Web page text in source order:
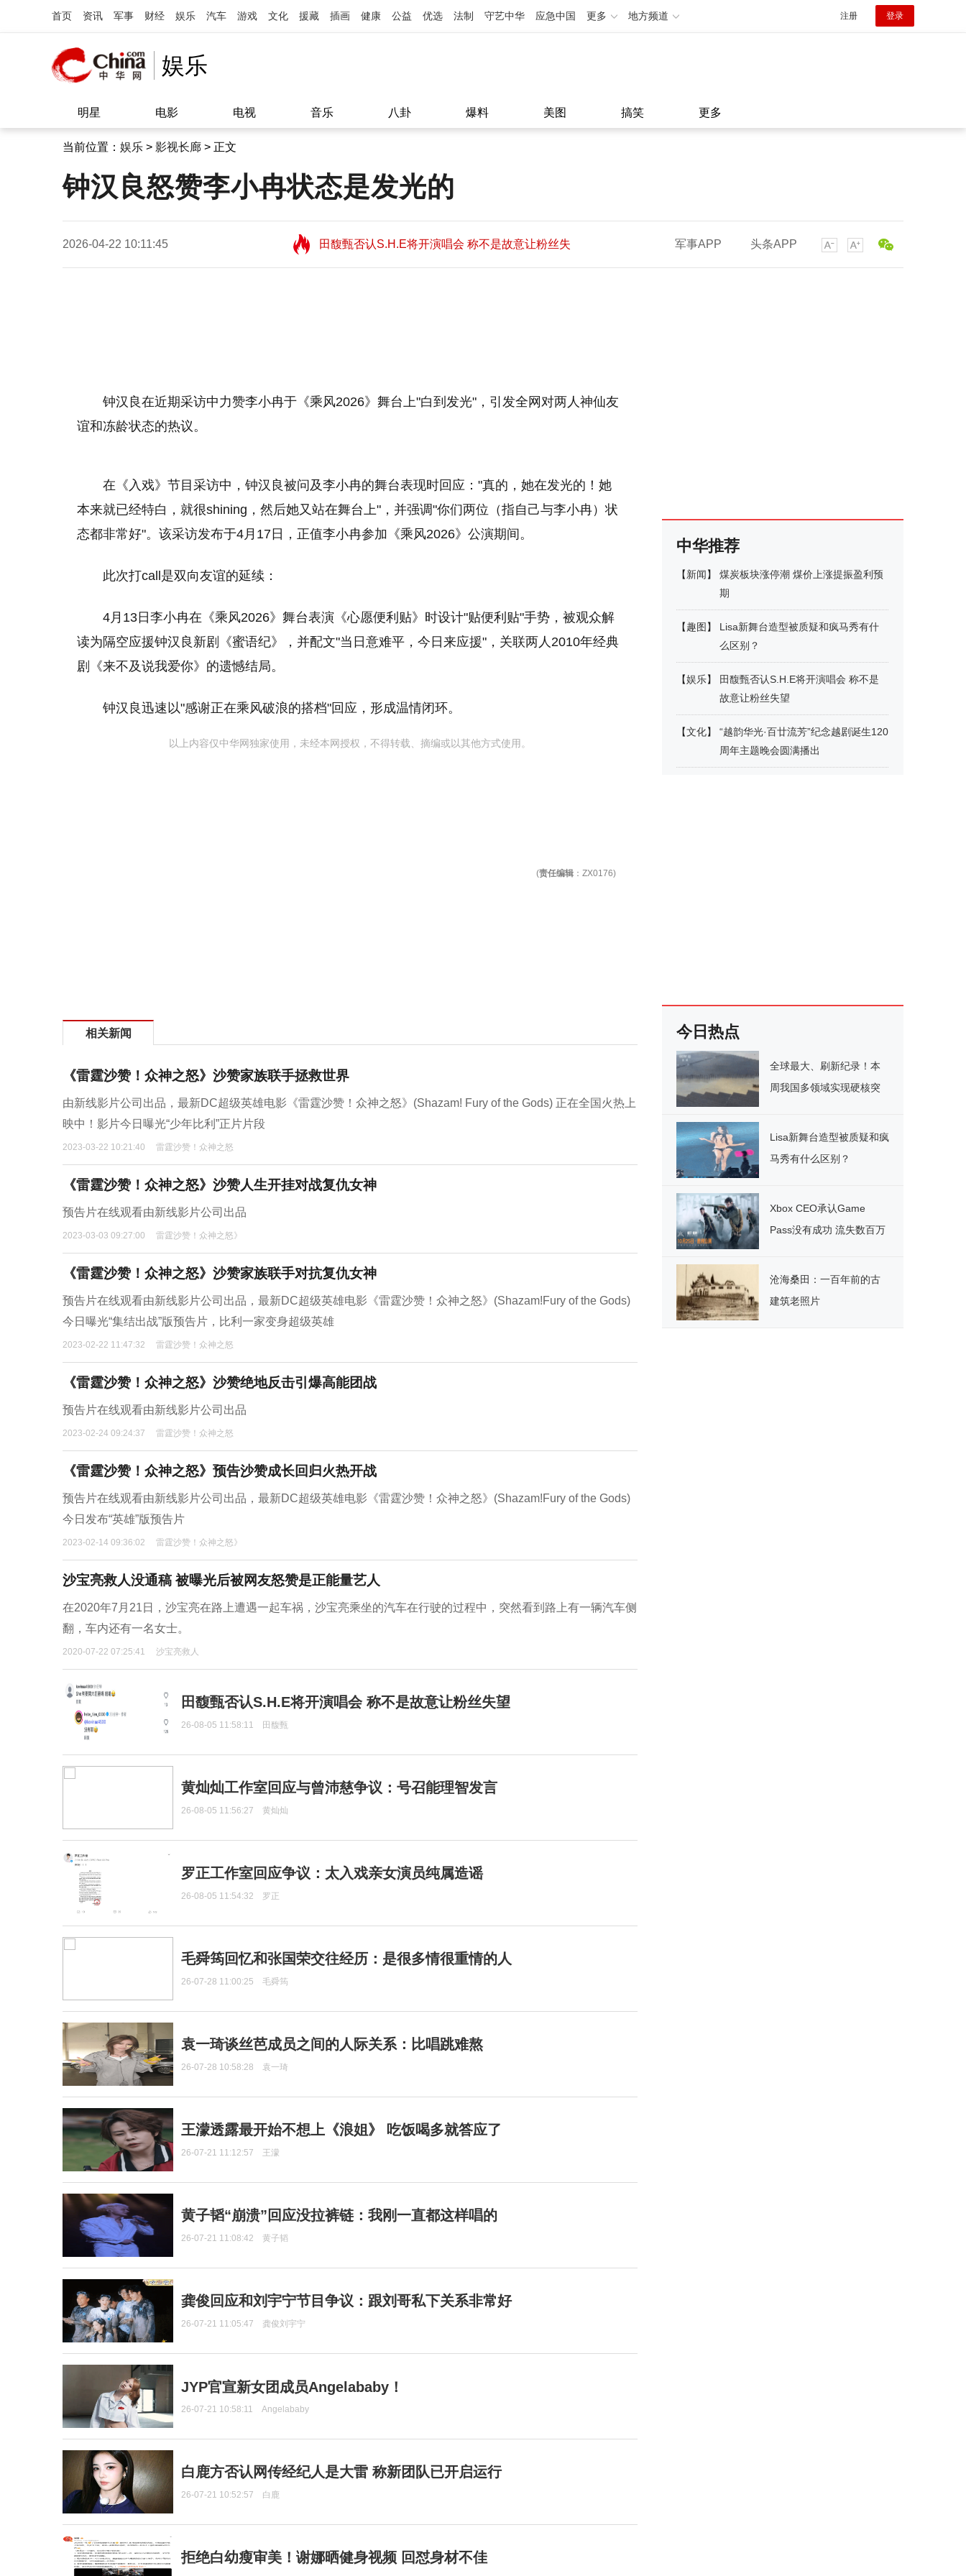
首页 资讯 军事 财经 娱乐 汽车 游戏 文化 援藏 插画 健康 公益 优选 法制 守艺中华 应急中国 更多 地方频道 注册 登录
娱乐
明星 电影 电视 音乐 八卦 爆料 美图 搞笑 更多
当前位置： 娱乐 > 影视长廊 > 正文
钟汉良怒赞李小冉状态是发光的
2026-04-22 10:11:45
望11:08
田馥甄否认S.H.E将开演唱会 称不是故意让粉丝失
望11:08
军事APP 头条APP
钟汉良在近期采访中力赞李小冉于《乘风2026》舞台上"白到发光"，引发全网对两人神仙友
谊和冻龄状态的热议。
在《入戏》节目采访中，钟汉良被问及李小冉的舞台表现时回应："真的，她在发光的！她
本来就已经特白，就很shining，然后她又站在舞台上"，并强调"你们两位（指自己与李小冉）状
态都非常好"。该采访发布于4月17日，正值李小冉参加《乘风2026》公演期间。
此次打call是双向友谊的延续：
4月13日李小冉在《乘风2026》舞台表演《心愿便利贴》时设计"贴便利贴"手势，被观众解
读为隔空应援钟汉良新剧《蜜语纪》，并配文"当日意难平，今日来应援"，关联两人2010年经典
剧《来不及说我爱你》的遗憾结局。
钟汉良迅速以"感谢正在乘风破浪的搭档"回应，形成温情闭环。
以上内容仅中华网独家使用，未经本网授权，不得转载、摘编或以其他方式使用。
(责任编辑 ：ZX0176)
相关新闻
《雷霆沙赞！众神之怒》沙赞家族联手拯救世界
由新线影片公司出品，最新DC超级英雄电影《雷霆沙赞！众神之怒》(Shazam! Fury of the Gods) 正在全国火热上
映中！影片今日曝光“少年比利”正片片段
2023-03-22 10:21:40 雷霆沙赞！众神之怒
《雷霆沙赞！众神之怒》沙赞人生开挂对战复仇女神
预告片在线观看由新线影片公司出品
2023-03-03 09:27:00 雷霆沙赞！众神之怒》
《雷霆沙赞！众神之怒》沙赞家族联手对抗复仇女神
预告片在线观看由新线影片公司出品，最新DC超级英雄电影《雷霆沙赞！众神之怒》(Shazam!Fury of the Gods)
今日曝光“集结出战”版预告片，比利一家变身超级英雄
2023-02-22 11:47:32 雷霆沙赞！众神之怒
《雷霆沙赞！众神之怒》沙赞绝地反击引爆高能团战
预告片在线观看由新线影片公司出品
2023-02-24 09:24:37 雷霆沙赞！众神之怒
《雷霆沙赞！众神之怒》预告沙赞成长回归火热开战
预告片在线观看由新线影片公司出品，最新DC超级英雄电影《雷霆沙赞！众神之怒》(Shazam!Fury of the Gods)
今日发布“英雄”版预告片
2023-02-14 09:36:02 雷霆沙赞！众神之怒》
沙宝亮救人没通稿 被曝光后被网友怒赞是正能量艺人
在2020年7月21日，沙宝亮在路上遭遇一起车祸，沙宝亮乘坐的汽车在行驶的过程中，突然看到路上有一辆汽车侧
翻，车内还有一名女士。
2020-07-22 07:25:41 沙宝亮救人
田馥甄否认S.H.E将开演唱会 称不是故意让粉丝失望
26-08-05 11:58:11 田馥甄
黄灿灿工作室回应与曾沛慈争议：号召能理智发言
26-08-05 11:56:27 黄灿灿
罗正工作室回应争议：太入戏亲女演员纯属造谣
26-08-05 11:54:32 罗正
毛舜筠回忆和张国荣交往经历：是很多情很重情的人
26-07-28 11:00:25 毛舜筠
袁一琦谈丝芭成员之间的人际关系：比唱跳难熬
26-07-28 10:58:28 袁一琦
王濛透露最开始不想上《浪姐》 吃饭喝多就答应了
26-07-21 11:12:57 王濛
黄子韬“崩溃”回应没拉裤链：我刚一直都这样唱的
26-07-21 11:08:42 黄子韬
龚俊回应和刘宇宁节目争议：跟刘哥私下关系非常好
26-07-21 11:05:47 龚俊刘宇宁
JYP官宣新女团成员Angelababy！
26-07-21 10:58:11 Angelababy
白鹿方否认网传经纪人是大雷 称新团队已开启运行
26-07-21 10:52:57 白鹿
拒绝白幼瘦审美！谢娜晒健身视频 回怼身材不佳
中华推荐
【新闻】
煤炭板块涨停潮 煤价上涨提振盈利预
期
【趣图 】
Lisa新舞台造型被质疑和疯马秀有什
么区别？
【娱乐】
田馥甄否认S.H.E将开演唱会 称不是
故意让粉丝失望
【文化】
“越韵华光·百廿流芳”纪念越剧诞生120
周年主题晚会圆满播出
今日热点
全球最大、刷新纪录！本
周我国多领域实现硬核突
Lisa新舞台造型被质疑和疯
马秀有什么区别？
Xbox CEO承认Game
Pass没有成功 流失数百万
沧海桑田：一百年前的古
建筑老照片